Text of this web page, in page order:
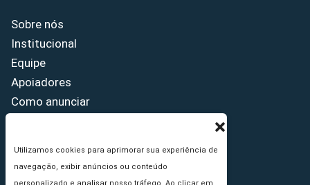
Utilizamos cookies para aprimorar sua experiência de
navegação, exibir anúncios ou conteúdo
Sobre nós
Institucional
Equipe
Apoiadores
Como anunciar
Princípios Editoriais